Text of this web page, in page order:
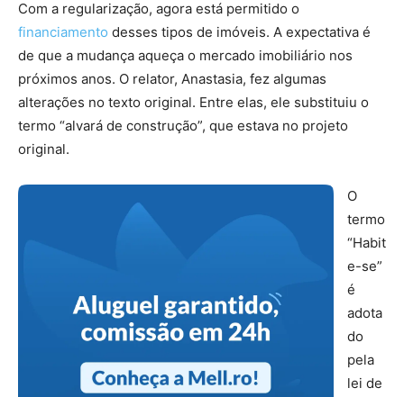
Com a regularização, agora está permitido o
financiamento desses tipos de imóveis. A expectativa é
de que a mudança aqueça o mercado imobiliário nos
próximos anos. O relator, Anastasia, fez algumas
alterações no texto original. Entre elas, ele substituiu o
termo “alvará de construção”, que estava no projeto
original.
O
termo
“Habit
e-se”
é
adota
do
pela
lei de